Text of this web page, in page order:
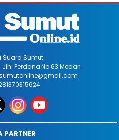
Suara Sumut
Perdana No.63 Medan
PARTNER